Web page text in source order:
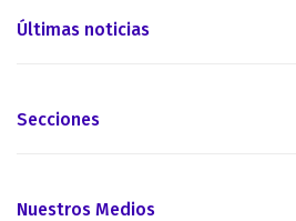
Últimas noticias
Secciones
Nuestros Medios